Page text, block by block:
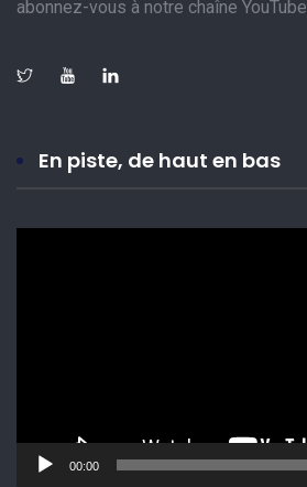
abonnez-vous à notre chaîne YouTube.
En piste, de haut en bas
00:00